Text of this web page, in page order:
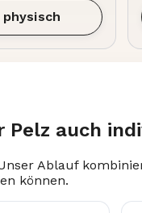
Pelz auch
Ablauf
können.